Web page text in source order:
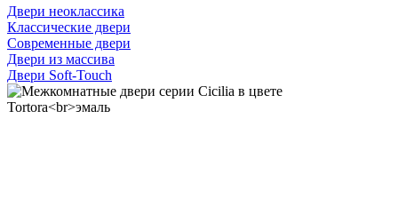
Двери неоклассика
Классические двери
Современные двери
Двери из массива
Двери Soft-Touch